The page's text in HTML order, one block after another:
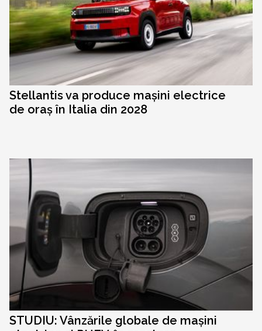
Stellantis va produce mașini electrice
de oraș în Italia din 2028
STUDIU: Vânzările globale de mașini